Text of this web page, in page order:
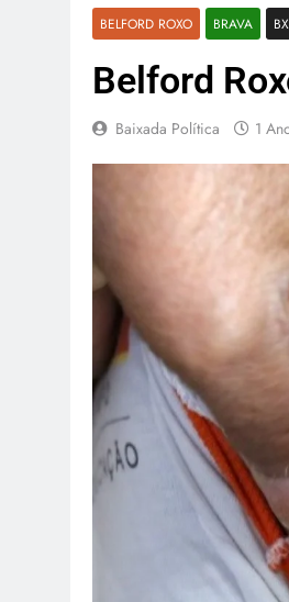
BELFORD ROXO BRAVA
Belford
Baixada Política 1